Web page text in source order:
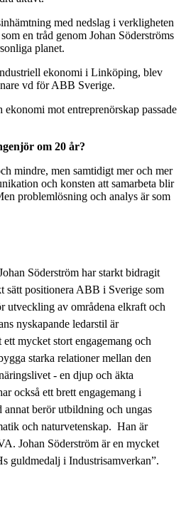
med nedslag i verkligheten
en tråd genom Johan Söderströms
planet.
ekonomi i Linköping, blev
vd för ABB Sverige.
mot entreprenörskap passade
om 20 år?
mindre, men samtidigt mer och mer
och konsten att samarbeta blir
problemlösning och analys är som
Söderström har starkt bidragit
sätt positionera ABB i Sverige som
utveckling av områdena elkraft och
nyskapande ledarstil är
mycket stort engagemang och
starka relationer mellan den
- en djup och äkta
också ett brett engagemang i
annat berör utbildning och ungas
och naturvetenskap. Han är
Johan Söderström är en mycket
guldmedalj i Industrisamverkan”.